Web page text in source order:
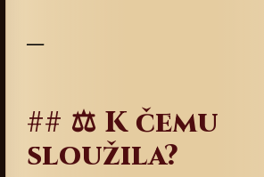
—
## ⚖️ K čemu
sloužila?